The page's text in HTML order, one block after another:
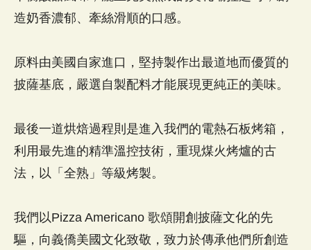
造奶香濃郁、牽絲滑順的口感。
原料由美國自家進口，堅持製作出最道地而優質的
披薩基底，嚴選自製配料才能展現更純正的美味。
最後一道烘焙過程則是進入我們的電熱石板烤箱，
利用最先進的精準溫控技術，重現煤火烤爐的古
法，以「全熟」等級烤製。
我們以Pizza Americano 歌頌開創披薩文化的先
驅，向義僑美國文化致敬，致力於傳承他們所創造